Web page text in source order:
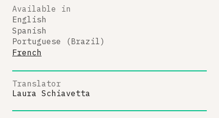
Available in
English
Spanish
Portuguese (Brazil)
French
Translator
Laura Schiavetta